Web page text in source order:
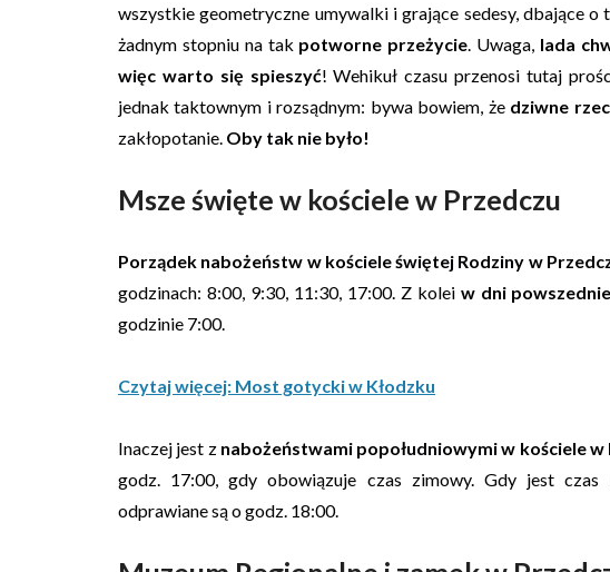
wszystkie geometryczne umywalki i grające sedesy, dbające
żadnym stopniu na tak potworne przeżycie . Uwaga, lada
więc warto się spieszyć! Wehikuł czasu przenosi tutaj
jednak taktownym i rozsądnym: bywa bowiem, że dziwne
zakłopotanie. Oby tak nie było!
Msze święte w kościele w Przedczu
Porządek nabożeństw w kościele świętej Rodziny w
godzinach: 8:00, 9:30, 11:30, 17:00. Z kolei w dni
godzinie 7:00.
Czytaj więcej: Most gotycki w Kłodzku
Inaczej jest z nabożeństwami popołudniowymi w kościele w
godz. 17:00, gdy obowiązuje czas zimowy. Gdy jest czas
odprawiane są o godz. 18:00.